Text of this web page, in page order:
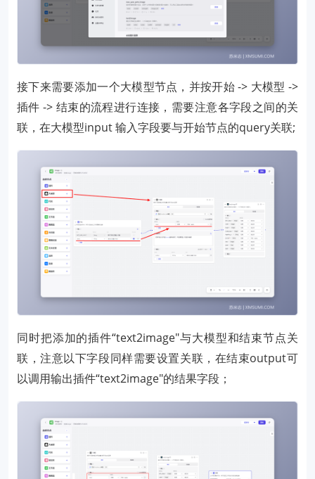
接下来需要添加一个大模型节点，并按开始 -> 大模型 ->
插件 -> 结束的流程进行连接，需要注意各字段之间的关
联，在大模型input 输入字段要与开始节点的query关联;
同时把添加的插件“text2image"与大模型和结束节点关
联，注意以下字段同样需要设置关联，在结束output可
以调用输出插件“text2image"的结果字段；